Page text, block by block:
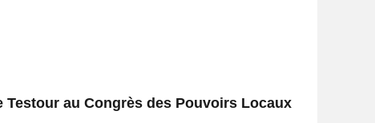
au Congrès des Pouvoirs Locaux